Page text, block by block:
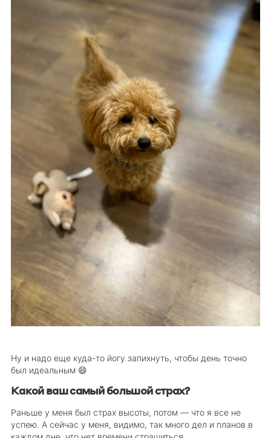
Ну и надо еще куда-то йогу запихнуть, чтобы день точно
был идеальным 😄
Какой ваш самый большой страх?
Раньше у меня был страх высоты, потом — что я все не
успею. А сейчас у меня, видимо, так много дел и планов в